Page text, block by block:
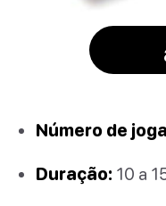
Número de
Duração: 10 a